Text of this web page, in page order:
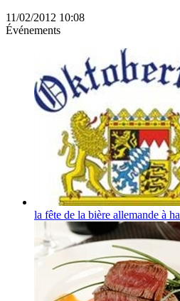
11/02/2012 10:08
Événements
la fête de la bière allemande à